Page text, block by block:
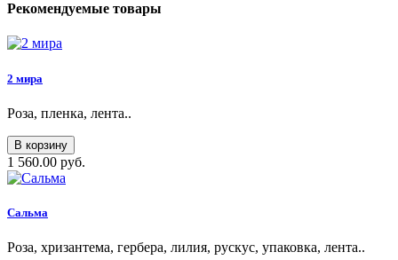
Рекомендуемые товары
2 мира
Роза, пленка, лента..
В корзину
1 560.00 руб.
Сальма
Роза, хризантема, гербера, лилия, рускус, упаковка, лента..